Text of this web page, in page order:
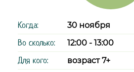
Когда: 30 ноября
Во сколько: 12:00 - 13:00
Для кого: возраст 7+